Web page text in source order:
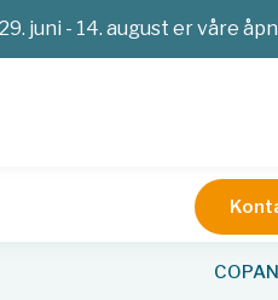
29. juni - 14. august er våre
Mikrobiologisk prøvetaking
COPAN